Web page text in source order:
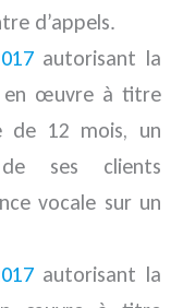
d’appels.
autorisant la
en œuvre à titre
de 12 mois, un
de ses clients
vocale sur un
autorisant la